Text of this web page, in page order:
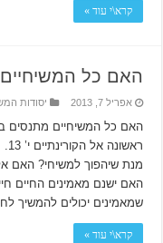
קרא\י עוד »
האם כל המשיחיים
אפריל 7, 2013 יסודות
האם כל המשיחיים מתנסים
מנת שיהפוך למשיחי? האם
האם ישנם מאמינים החיים
שמאמינים יכולים להמשיך
קרא\י עוד »